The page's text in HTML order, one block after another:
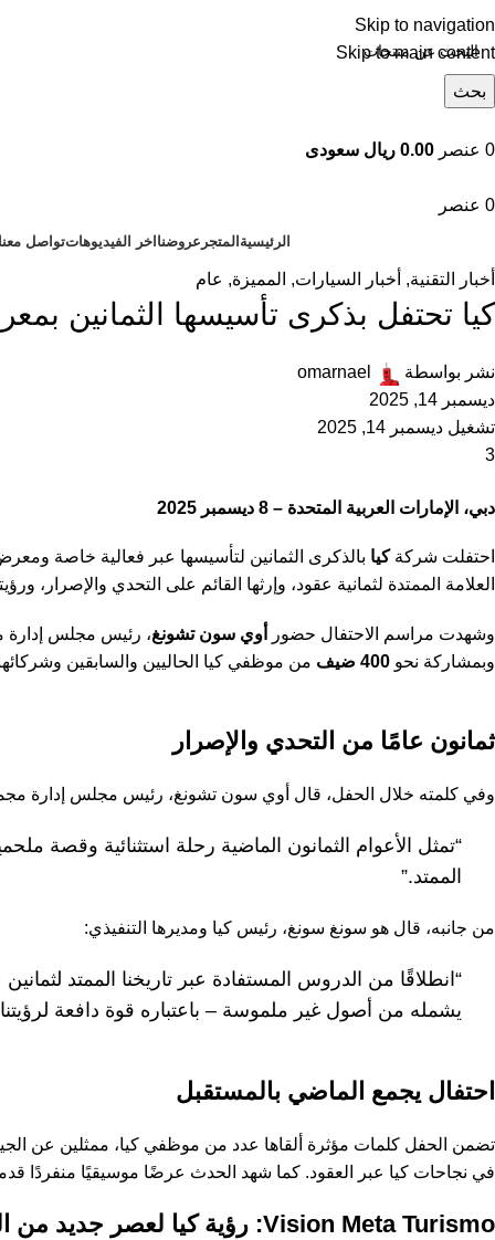
Skip to navigation
Skip to main content
بحث
0 عنصر 0.00 ريال سعودى
0 عنصر
الرئيسية المتجر عروضنا اخر الفيديوهاتتواصل معنا
أخبار التقنية, أخبار السيارات, المميزة, عام
كيا تحتفل بذكرى تأسيسها الثمانين
نشر بواسطة
omarnael
ديسمبر 14, 2025
تشغيل ديسمبر 14, 2025
3
دبي، الإمارات العربية المتحدة – 8 ديسمبر 2025
احتفلت شركةكيا بالذكرى الثمانين لتأسيسها عبر فعالية خاصة
العلامة الممتدة لثمانية عقود، وإرثها القائم على التحدي والإصرار،
وشهدت مراسم الاحتفال حضور أوي سون تشونغ، رئيس مجلس إدارة
وبمشاركة نحو 400 ضيف من موظفي كيا الحاليين والسابقين
ثمانون عامًا من التحدي والإصرار
وفي كلمته خلال الحفل، قال أوي سون تشونغ، رئيس مجلس إدارة
“تمثل الأعوام الثمانون الماضية رحلة استثنائية وقصة
الممتد.”
من جانبه، قال هو سونغ سونغ، رئيس كيا ومديرها التنفيذي:
“انطلاقًا من الدروس المستفادة عبر تاريخنا الممتد
يشمله من أصول غير ملموسة – باعتباره قوة دافعة لرؤيتنا
احتفال يجمع الماضي بالمستقبل
تضمن الحفل كلمات مؤثرة ألقاها عدد من موظفي كيا، ممثلين عن
في نجاحات كيا عبر العقود. كما شهد الحدث عرضًا موسيقيًا منفردًا
Vision Meta Turismo: رؤية كيا لعصر جديد من التنقل